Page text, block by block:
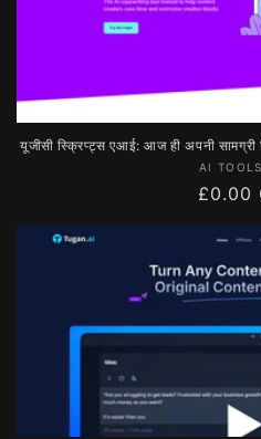
यूजीसी स्क्रिप्ट्स एआई: आज ही अपनी सामग्री
AI
नियमित
मूल्य
£0.00